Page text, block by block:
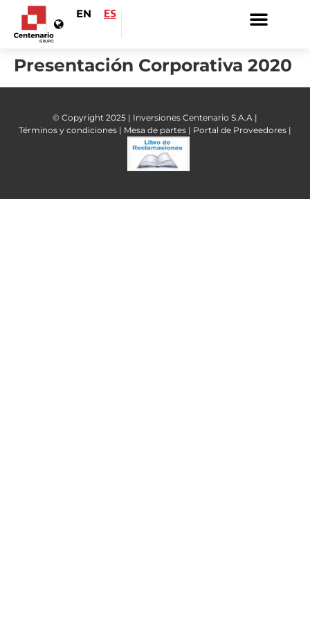
EN ES
Presentación Corporativa 2020
© Copyright 2025 | Inversiones Centenario S.A.A |
Términos y condiciones | Mesa de partes | Portal de Proveedores |